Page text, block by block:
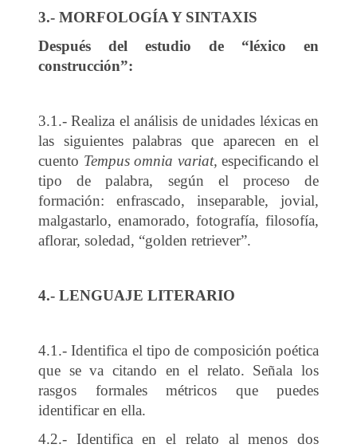
3.- MORFOLOGÍA Y SINTAXIS
Después del estudio de “léxico en
construcción”:
3.1.- Realiza el análisis de unidades léxicas en
las siguientes palabras que aparecen en el
cuento Tempus omnia variat, especificando el
tipo de palabra, según el proceso de
formación: enfrascado, inseparable, jovial,
malgastarlo, enamorado, fotografía, filosofía,
aflorar, soledad, “golden retriever”.
4.- LENGUAJE LITERARIO
4.1.- Identifica el tipo de composición poética
que se va citando en el relato. Señala los
rasgos formales métricos que puedes
identificar en ella.
4.2.- Identifica en el relato al menos dos